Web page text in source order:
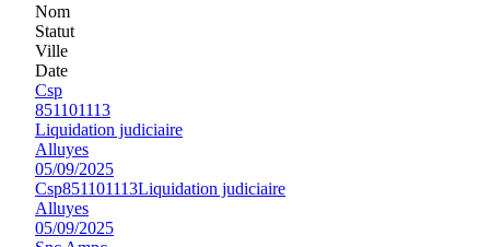
Nom
Statut
Ville
Date
Csp
851101113
Liquidation judiciaire
Alluyes
05/09/2025
Csp851101113Liquidation judiciaire
Alluyes
05/09/2025